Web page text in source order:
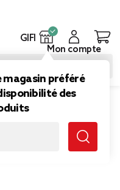
GIFI
magasin préféré
des
Mon compte
en